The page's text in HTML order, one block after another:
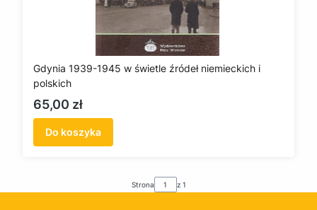
Gdynia 1939-1945 w świetle źródeł niemieckich i
polskich
Cena
65,00 zł
Do koszyka
Strona z 1